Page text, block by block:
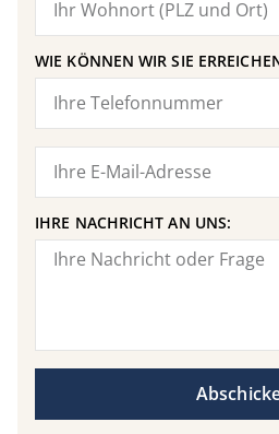
WIE KÖNNEN WIR SIE
IHRE NACHRICHT AN UNS: